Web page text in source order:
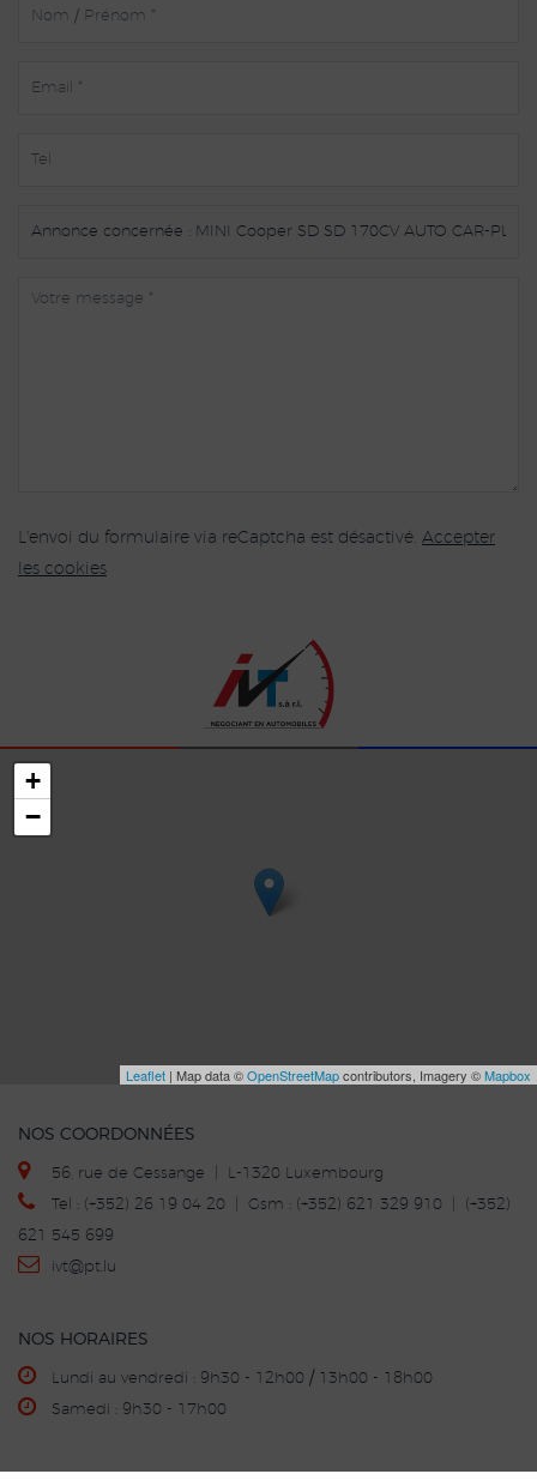
L'envoi du formulaire via reCaptcha est désactivé. Accepter
les cookies
+
−
Leaflet | Map data ©OpenStreetMapcontributors, Imagery ©Mapbox
NOS COORDONNÉES
56, rue de Cessange | L-1320 Luxembourg
Tel : (+352) 26 19 04 20 | Gsm : (+352) 621 329 910 | (+352)
621 545 699
ivt@pt.lu
NOS HORAIRES
Lundi au vendredi : 9h30 - 12h00 / 13h00 - 18h00
Samedi : 9h30 - 17h00